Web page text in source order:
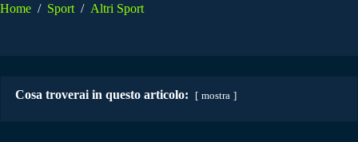
Home / Sport / Altri Sport
Cosa troverai in questo articolo: mostra